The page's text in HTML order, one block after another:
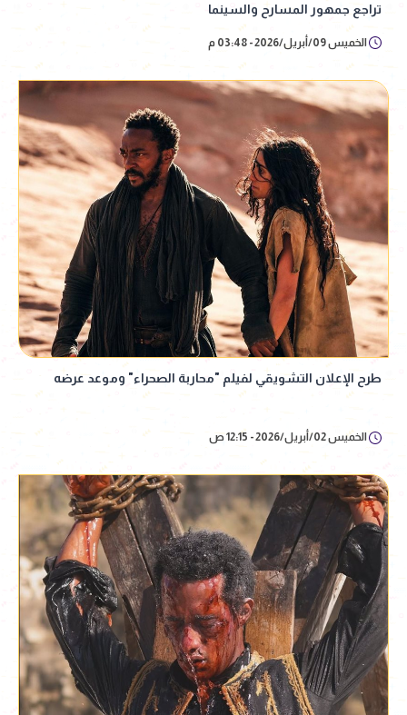
تراجع جمهور المسارح والسينما
الخميس 09/أبريل/2026 - 03:48 م
طرح الإعلان التشويقي لفيلم "محاربة الصحراء" وموعد عرضه
الخميس 02/أبريل/2026 - 12:15 ص